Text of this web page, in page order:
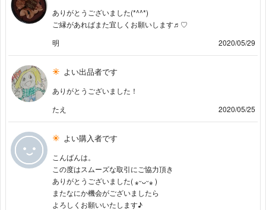
ありがとうございました(*^^*)
ご縁があればまた宜しくお願いします♬︎♡
明
2020/05/29
よい出品者です
ありがとうございました！
たえ
2020/05/25
よい購入者です
こんばんは。
この度はスムーズな取引にご協力頂き
ありがとうございました( ⁎ᵕᴗᵕ⁎ )
またなにか機会がございましたら
よろしくお願いいたします♪